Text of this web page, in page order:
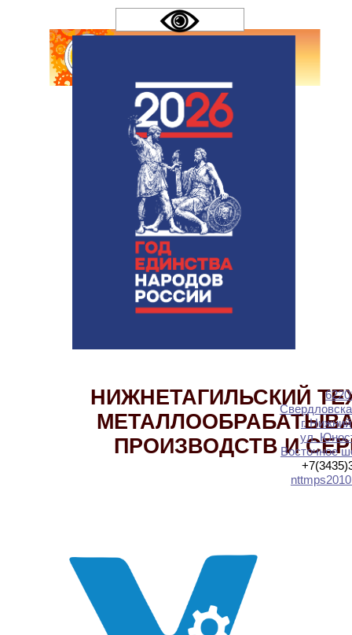
НИЖНЕТАГИЛЬСКИЙ
ПРОИЗВОДСТВ И
г.
ул.
Восточное